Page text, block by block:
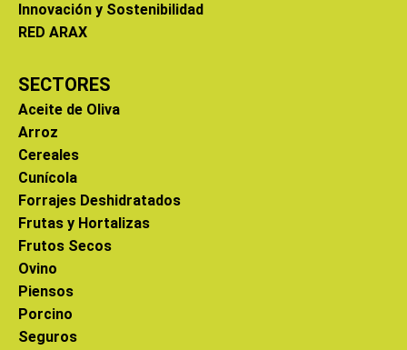
Innovación y Sostenibilidad
RED ARAX
SECTORES
Aceite de Oliva
Arroz
Cereales
Cunícola
Forrajes Deshidratados
Frutas y Hortalizas
Frutos Secos
Ovino
Piensos
Porcino
Seguros